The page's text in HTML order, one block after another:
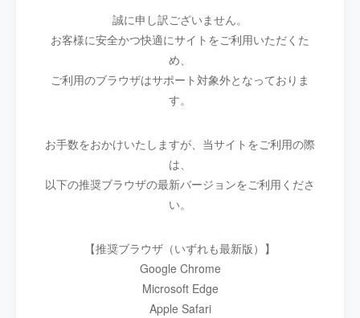
誠に申し訳ございません。
お客様に安全かつ快適にサイトをご利用いただくた
め、
ご利用のブラウザはサポート対象外となっておりま
す。
お手数をおかけいたしますが、当サイトをご利用の際
は、
以下の推奨ブラウザの最新バージョンをご利用くださ
い。
【推奨ブラウザ（いずれも最新版）】
Google Chrome
Microsoft Edge
Apple Safari